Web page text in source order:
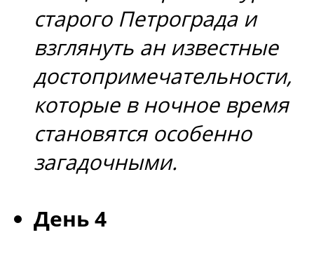
старого Петрограда и
взглянуть ан известные
достопримечательности,
которые в ночное время
становятся особенно
загадочными.
День 4